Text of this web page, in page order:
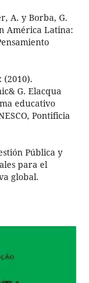
A. y Borba, G.
América Latina:
(2010).
G. Elacqua
educativo
Pontificia
Pública y
para el
global.